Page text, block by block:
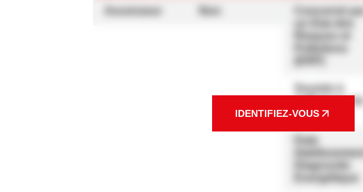
Ascenseur
Non
Concerné par
Soumis à
l'affichage du
DPE
Date
établissement
IDENTIFIEZ-VOUS